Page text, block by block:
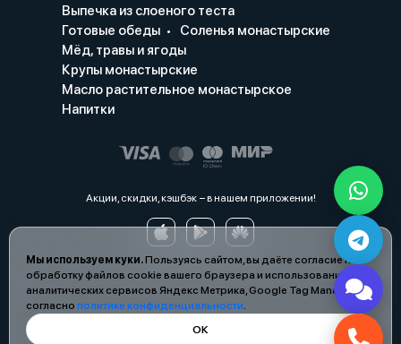
Мы используем куки.Пользуясь сайтом, вы даёте согласие на
обработку файлов cookie вашего браузера и использование
аналитических сервисов Яндекс Метрика, Google Tag Manager
согласно политике конфиденциальности.
ОК
Выпечка из слоеного теста
Готовые обеды
Соленья монастырские
Мёд, травы и ягоды
Крупы монастырские
Масло растительное монастырское
Напитки
Акции, скидки, кэшбэк − в нашем приложении!